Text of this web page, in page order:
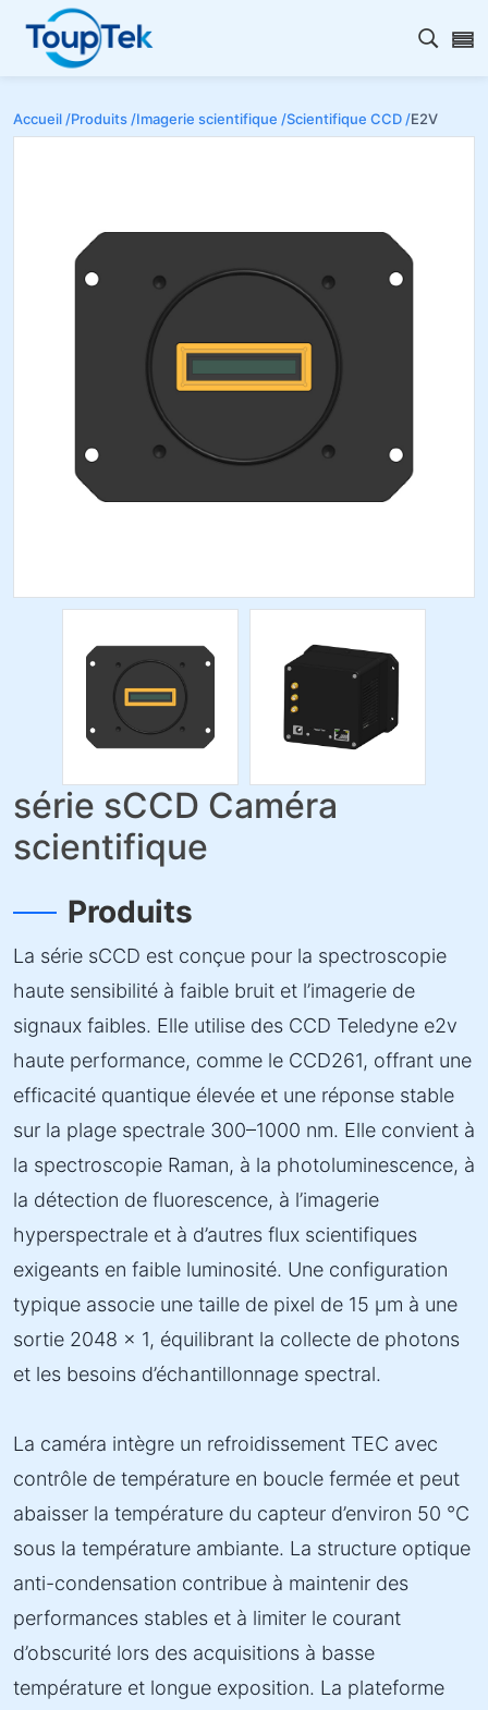
Ouvrir
Accueil /Produits /Imagerie scientifique /Scientifique CCD /E2V
série sCCD Caméra
scientifique
Produits
La série sCCD est conçue pour la spectroscopie
haute sensibilité à faible bruit et l’imagerie de
signaux faibles. Elle utilise des CCD Teledyne e2v
haute performance, comme le CCD261, offrant une
efficacité quantique élevée et une réponse stable
sur la plage spectrale 300–1000 nm. Elle convient à
la spectroscopie Raman, à la photoluminescence, à
la détection de fluorescence, à l’imagerie
hyperspectrale et à d’autres flux scientifiques
exigeants en faible luminosité. Une configuration
typique associe une taille de pixel de 15 µm à une
sortie 2048 × 1, équilibrant la collecte de photons
et les besoins d’échantillonnage spectral.
La caméra intègre un refroidissement TEC avec
contrôle de température en boucle fermée et peut
abaisser la température du capteur d’environ 50 °C
sous la température ambiante. La structure optique
anti-condensation contribue à maintenir des
performances stables et à limiter le courant
d’obscurité lors des acquisitions à basse
température et longue exposition. La plateforme